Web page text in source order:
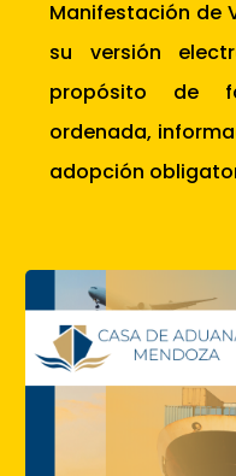
Manifestación de
su versión
propósito de
ordenada,
adopción